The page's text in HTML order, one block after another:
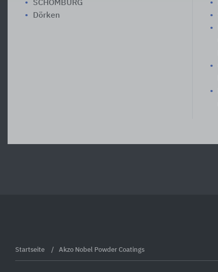
SCHOMBURG
Dörken
Startseite Akzo Nobel Powder Coatings